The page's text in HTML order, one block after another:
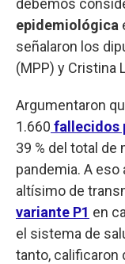
debemos
epidemiológica
señalaron los
(MPP) y Cristina
Argumentaron
1.660 fallecidos
39 % del total
pandemia. A eso
altísimo de
variante P1 en
el sistema de
tanto, calificaron